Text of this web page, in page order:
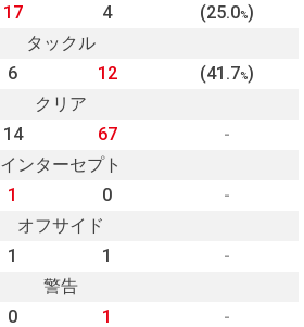
17 4 (25.0%)
タックル
6 12 (41.7%)
クリア
14 67
-
インターセプト
1 0
-
オフサイド
1 1
-
警告
0 1 -